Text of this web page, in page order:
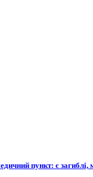
пункт: є загиблі,